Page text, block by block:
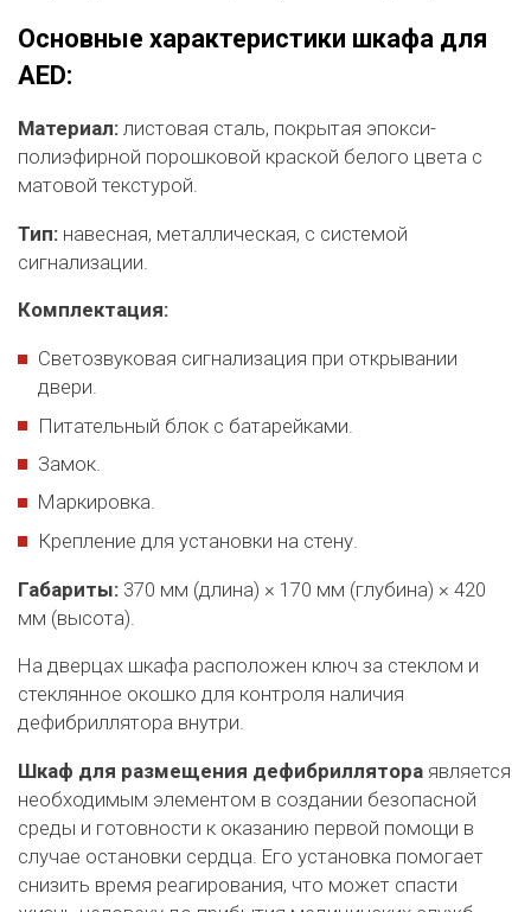
Основные характеристики шкафа для
AED:
Материал: листовая сталь, покрытая эпокси-
полиэфирной порошковой краской белого цвета с
матовой текстурой.
Тип: навесная, металлическая, с системой
сигнализации.
Комплектация:
Светозвуковая сигнализация при открывании
двери.
Питательный блок с батарейками.
Замок.
Маркировка.
Крепление для установки на стену.
Габариты: 370 мм (длина) × 170 мм (глубина) × 420
мм (высота).
На дверцах шкафа расположен ключ за стеклом и
стеклянное окошко для контроля наличия
дефибриллятора внутри.
Шкаф для размещения дефибриллятора является
необходимым элементом в создании безопасной
среды и готовности к оказанию первой помощи в
случае остановки сердца. Его установка помогает
снизить время реагирования, что может спасти